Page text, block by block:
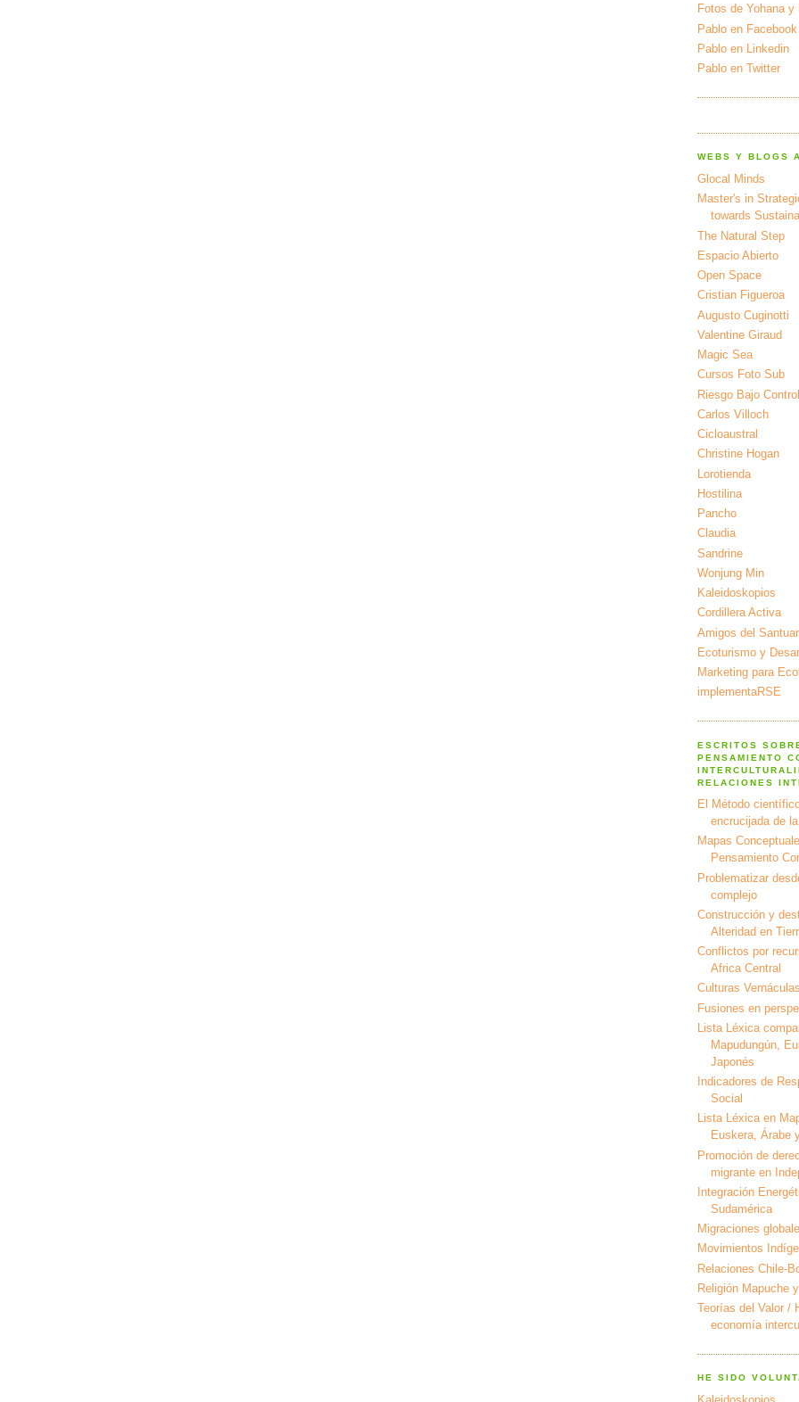
Fotos de Yohana y
Pablo en Facebook
Pablo en Linkedin
Pablo en Twitter
WEBS Y BLOGS
Glocal Minds
Master's in
towards
The Natural Step
Espacio Abierto
Open Space
Cristian Figueroa
Augusto Cuginotti
Valentine Giraud
Magic Sea
Cursos Foto Sub
Riesgo Bajo Control
Carlos Villoch
Cicloaustral
Christine Hogan
Lorotienda
Hostilina
Pancho
Claudia
Sandrine
Wonjung Min
Kaleidoskopios
Cordillera Activa
Amigos del
Ecoturismo y
Marketing para
implementaRSE
ESCRITOS
PENSAMIENTO
RELACIONES
El Método
encrucijada de
Mapas
Pensamiento
Problematizar
complejo
Construcción y
Alteridad en
Conflictos por
Africa Central
Culturas
Fusiones en
Lista Léxica
Mapudungún,
Japonés
Indicadores de
Social
Lista Léxica en
Euskera, Árabe
Promoción de
migrante en
Integración
Sudamérica
Migraciones
Movimientos
Relaciones Chile-
Religión Mapuche
Teorías del Valor /
economía
HE SIDO